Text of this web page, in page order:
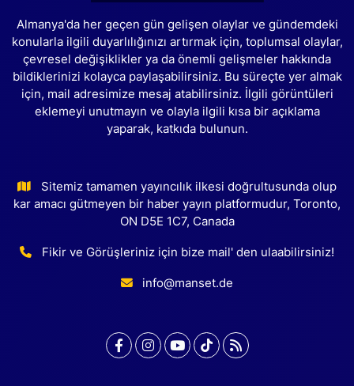
Almanya'da her geçen gün gelişen olaylar ve gündemdeki
konularla ilgili duyarlılığınızı artırmak için, toplumsal olaylar,
çevresel değişiklikler ya da önemli gelişmeler hakkında
bildiklerinizi kolayca paylaşabilirsiniz. Bu süreçte yer almak
için, mail adresimize mesaj atabilirsiniz. İlgili görüntüleri
eklemeyi unutmayın ve olayla ilgili kısa bir açıklama
yaparak, katkıda bulunun.
Sitemiz tamamen yayıncılık ilkesi doğrultusunda olup
kar amacı gütmeyen bir haber yayın platformudur, Toronto,
ON D5E 1C7, Canada
Fikir ve Görüşleriniz için bize mail' den ulaabilirsiniz!
info@manset.de